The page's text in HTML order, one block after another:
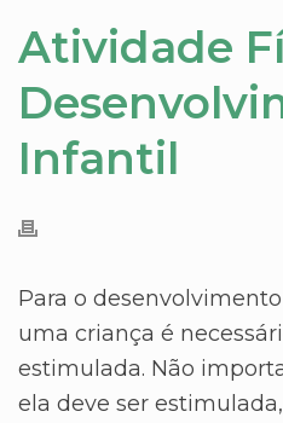
Atividade
Infantil
Para o
uma criança é
estimulada. Não
ela deve ser